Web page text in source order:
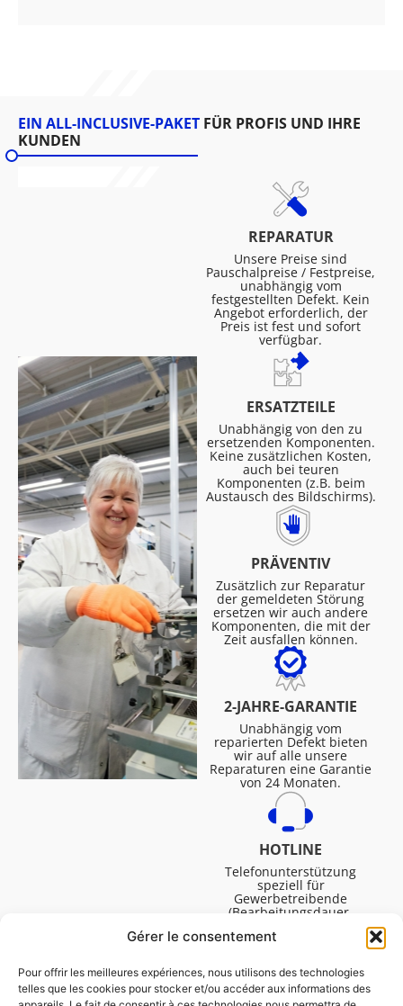
Gérer le consentement
Pour offrir les meilleures expériences, nous utilisons des technologies
telles que les cookies pour stocker et/ou accéder aux informations des
EIN ALL-INCLUSIVE-PAKET FÜR PROFIS UND IHRE
KUNDEN
REPARATUR
Unsere Preise sind
Pauschalpreise / Festpreise,
unabhängig vom
festgestellten Defekt. Kein
Angebot erforderlich, der
Preis ist fest und sofort
verfügbar.
ERSATZTEILE
Unabhängig von den zu
ersetzenden Komponenten.
Keine zusätzlichen Kosten,
auch bei teuren
Komponenten (z.B. beim
Austausch des Bildschirms).
PRÄVENTIV
Zusätzlich zur Reparatur
der gemeldeten Störung
ersetzen wir auch andere
Komponenten, die mit der
Zeit ausfallen können.
2-JAHRE-GARANTIE
Unabhängig vom
reparierten Defekt bieten
wir auf alle unsere
Reparaturen eine Garantie
von 24 Monaten.
HOTLINE
Telefonunterstützung
speziell für
Gewerbetreibende
(Bearbeitungsdauer,
technische Assistenz usw.).
Montag bis Freitag von